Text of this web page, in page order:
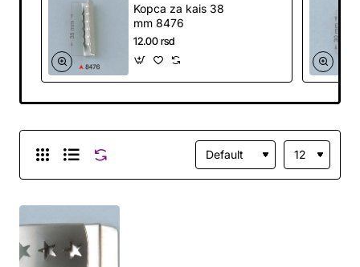
Kopca za kais 38
mm 8476
12.00 rsd